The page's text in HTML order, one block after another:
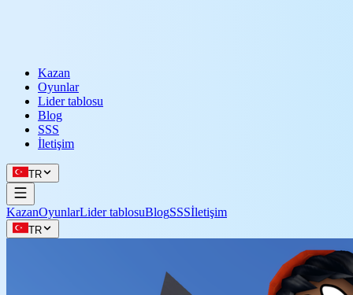
Kazan
Oyunlar
Lider tablosu
Blog
SSS
İletişim
TR
KazanOyunlarLider tablosuBlogSSSİletişim
TR